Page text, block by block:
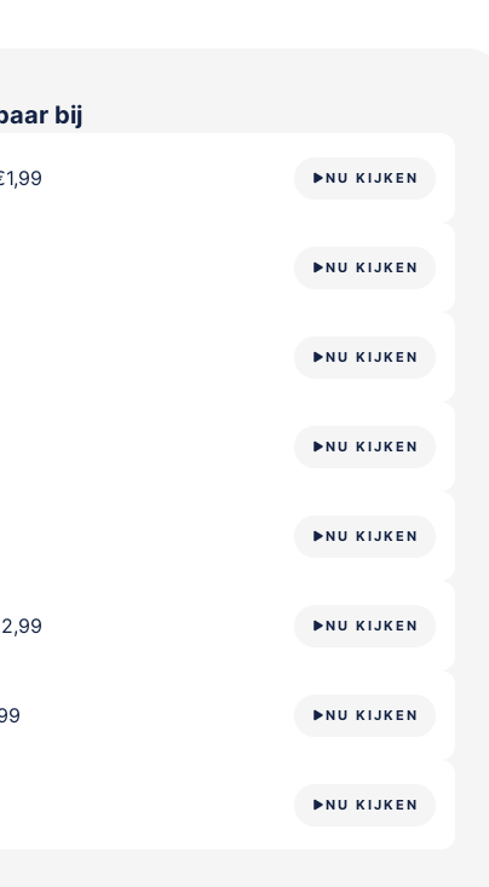
bij
NU KIJKEN
NU KIJKEN
NU KIJKEN
NU KIJKEN
NU KIJKEN
NU KIJKEN
NU KIJKEN
NU KIJKEN